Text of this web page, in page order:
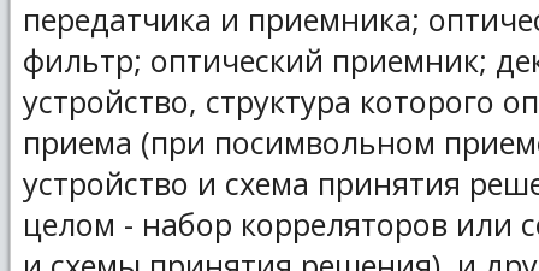
передатчика и приемника;
фильтр; оптический приемник;
устройство, структура которого
приема (при посимвольном
устройство и схема принятия
целом - набор корреляторов или